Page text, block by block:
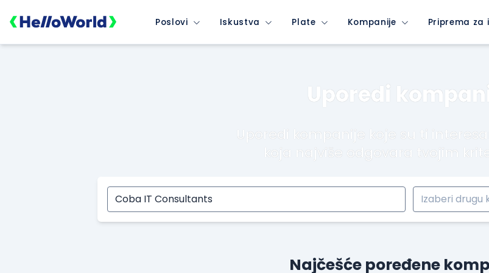
Poslovi Iskustva Plate Kompanije Priprema za
Uporedi
Uporedi kompanije koje su ti
koja najviše odgovara tvojim
Najčešće poređene